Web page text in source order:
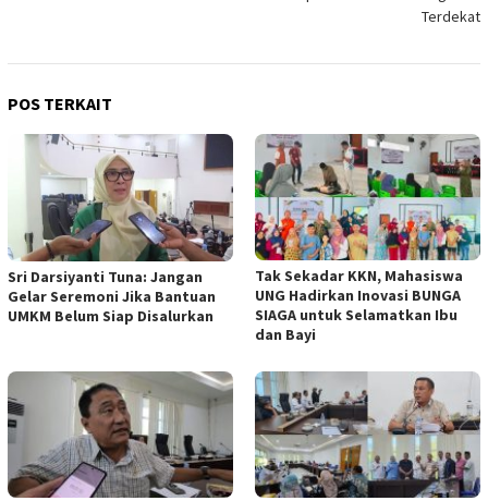
Terdekat
POS TERKAIT
Sri Darsiyanti Tuna: Jangan
Gelar Seremoni Jika Bantuan
UMKM Belum Siap Disalurkan
Tak Sekadar KKN, Mahasiswa
UNG Hadirkan Inovasi BUNGA
SIAGA untuk Selamatkan Ibu
dan Bayi